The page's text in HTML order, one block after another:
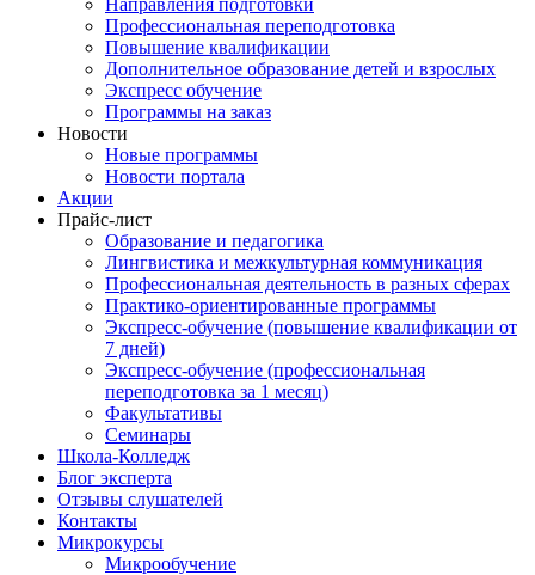
Направления подготовки
Профессиональная переподготовка
Повышение квалификации
Дополнительное образование детей и взрослых
Экспресс обучение
Программы на заказ
Новости
Новые программы
Новости портала
Акции
Прайс-лист
Образование и педагогика
Лингвистика и межкультурная коммуникация
Профессиональная деятельность в разных сферах
Практико-ориентированные программы
Экспресс-обучение (повышение квалификации от
7 дней)
Экспресс-обучение (профессиональная
переподготовка за 1 месяц)
Факультативы
Семинары
Школа-Колледж
Блог эксперта
Отзывы слушателей
Контакты
Микрокурсы
Микрообучение